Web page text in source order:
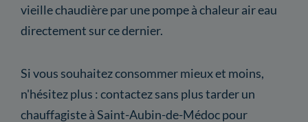
vieille chaudière par une pompe à chaleur air eau
directement sur ce dernier.
Si vous souhaitez consommer mieux et moins,
n'hésitez plus : contactez sans plus tarder un
chauffagiste à Saint-Aubin-de-Médoc pour